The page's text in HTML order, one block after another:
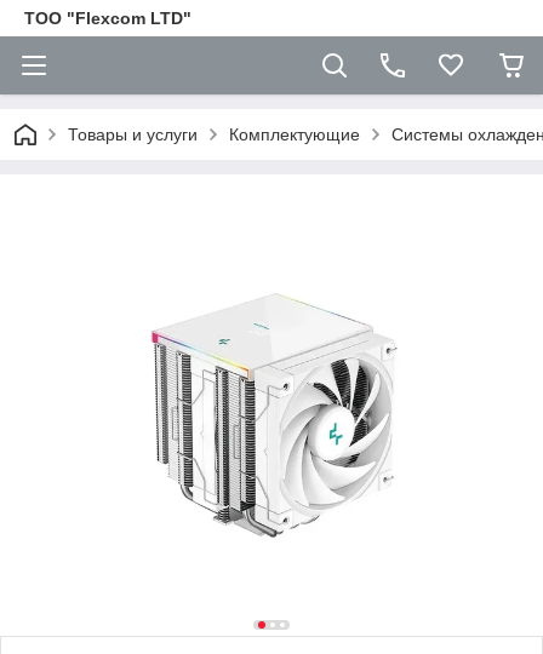
ТОО "Flexcom LTD"
Товары и услуги Комплектующие Cистемы